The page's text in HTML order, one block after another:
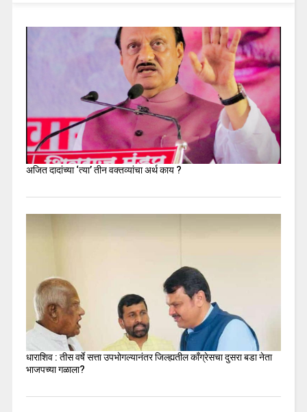
अजित दादांच्या ‘त्या’ तीन वक्तव्यांचा अर्थ काय ?
धाराशिव : तीस वर्षे सत्ता उपभोगल्यानंतर जिल्ह्यतील कॉंग्रेसचा दुसरा बडा नेता
भाजपच्या गळाला?